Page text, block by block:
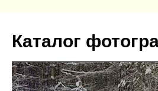
содержимому
Каталог